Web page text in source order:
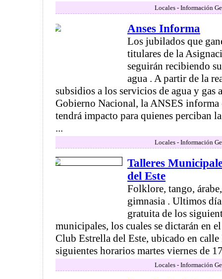
Locales - Información
Anses Informa
Los jubilados que
titulares de la
seguirán recibiendo
agua . A partir de la
subsidios a los servicios de agua y gas
Gobierno Nacional, la ANSES informa
tendrá impacto para quienes perciban
...
Locales - Información
Talleres
del Este
Folklore, tango,
gimnasia . Ultimos
gratuita de los
municipales, los cuales se dictarán en
Club Estrella del Este, ubicado en calle
siguientes horarios martes viernes de
Locales - Información